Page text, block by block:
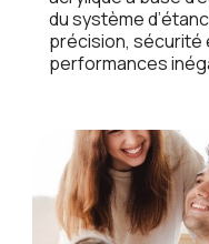
du système
précision, sécurité
performances